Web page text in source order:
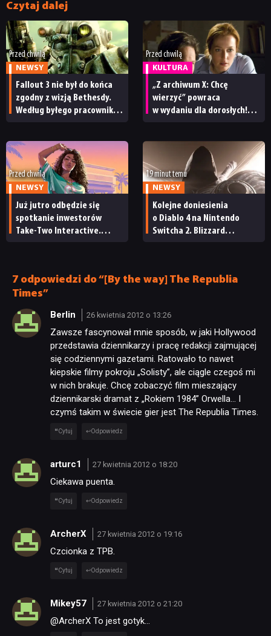
JUŻ GRALIŚMY
SKLEP
Czytaj dalej
Przed chwilą
NEWSY
Fallout 3 nie był do końca
zgodny z wizją Bethesdy.
Według byłego pracownika
Przed chwilą
KULTURA
„Z archiwum X: Chcę
wierzyć” powraca
w wydaniu dla dorosłych!
Przed chwilą
NEWSY
Już jutro odbędzie się
spotkanie inwestorów
Take-Two Interactive.
19 minut temu
NEWSY
Kolejne doniesienia
o Diablo 4 na Nintendo
Switcha 2. Blizzard
7 odpowiedzi do “[By the way] The Republia
Times”
Berlin 26 kwietnia 2012 o 13:26
Zawsze fascynował mnie sposób, w jaki Hollywood
przedstawia dziennikarzy i pracę redakcji zajmującej
się codziennymi gazetami. Ratowało to nawet
kiepskie filmy pokroju „Solisty”, ale ciągle czegoś mi
w nich brakuje. Chcę zobaczyć film mieszający
dziennikarski dramat z „Rokiem 1984” Orwella… I
czymś takim w świecie gier jest The Republia Times.
Cytuj Odpowiedz
arturc1 27 kwietnia 2012 o 18:20
Ciekawa puenta.
Cytuj Odpowiedz
ArcherX 27 kwietnia 2012 o 19:16
Czcionka z TPB.
Cytuj Odpowiedz
Mikey57 27 kwietnia 2012 o 21:20
@ArcherX To jest gotyk…